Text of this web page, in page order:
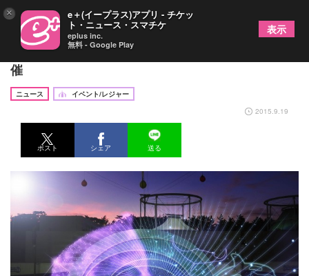
鴨川シーワールドでプロジェクションマッピング開
催
ニュース
イベント/レジャー
2015.9.19
ポスト シェア 送る
× e＋(イープラス)アプリ - チケッ
ト・ニュース・スマチケ
eplus inc.
無料 - Google Play
表示